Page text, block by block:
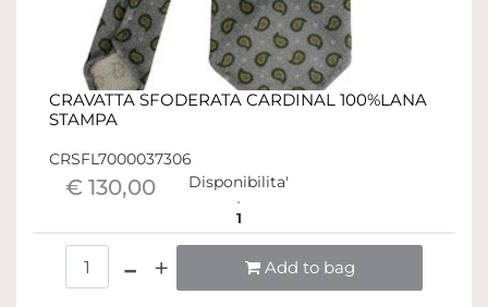
CRAVATTA SFODERATA CARDINAL 100%LANA
STAMPA
CRSFL7000037306
€ 130,00 Disponibilita'
1
Add to bag